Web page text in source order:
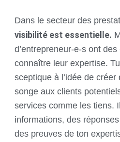
Dans le secteur des
visibilité est essentielle.
d’entrepreneur-e-s ont
connaître leur expertise.
sceptique à l’idée de
songe aux clients
services comme les tiens.
informations, des
des preuves de ton